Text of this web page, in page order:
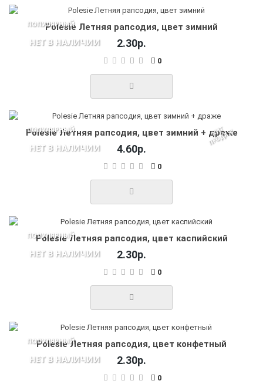
ПОПУЛЯРНЫЙ
НЕТ В НАЛИЧИИ
Polesie Летняя рапсодия, цвет зимний
2.30р.
0
ПОПУЛЯРНЫЙ
НЕТ В НАЛИЧИИ
Х
И
Т
П
Р
О
Д
А
Ж
Polesie Летняя рапсодия, цвет зимний + драже
4.60р.
0
ПОПУЛЯРНЫЙ
НЕТ В НАЛИЧИИ
Polesie Летняя рапсодия, цвет каспийский
2.30р.
0
ПОПУЛЯРНЫЙ
НЕТ В НАЛИЧИИ
Polesie Летняя рапсодия, цвет конфетный
2.30р.
0